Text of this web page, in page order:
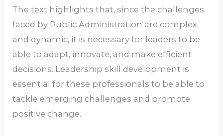
The text highlights that, since the challenges
faced by Public Administration are complex
and dynamic, it is necessary for leaders to be
able to adapt, innovate, and make efficient
decisions. Leadership skill development is
essential for these professionals to be able to
tackle emerging challenges and promote
positive change.